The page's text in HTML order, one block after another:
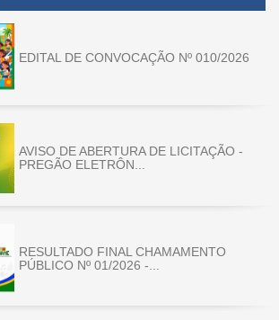
EDITAL DE CONVOCAÇÃO Nº 010/2026
AVISO DE ABERTURA DE LICITAÇÃO -
PREGÃO ELETRÔN...
RESULTADO FINAL CHAMAMENTO
PÚBLICO Nº 01/2026 -...